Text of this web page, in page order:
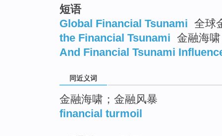
短语
Global Financial Tsunami 全球
the Financial Tsunami 金融海啸
And Financial Tsunami
同近义词
金融海啸；金融风暴
financial turmoil